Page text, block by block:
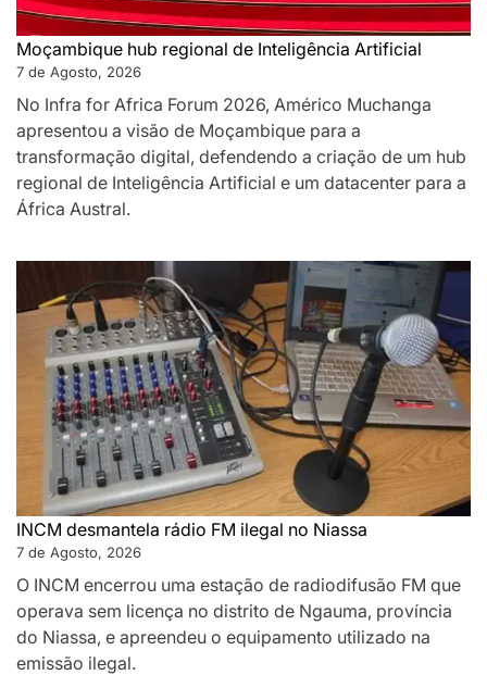
Moçambique hub regional de Inteligência Artificial
7 de Agosto, 2026
No Infra for Africa Forum 2026, Américo Muchanga
apresentou a visão de Moçambique para a
transformação digital, defendendo a criação de um hub
regional de Inteligência Artificial e um datacenter para a
África Austral.
INCM desmantela rádio FM ilegal no Niassa
7 de Agosto, 2026
O INCM encerrou uma estação de radiodifusão FM que
operava sem licença no distrito de Ngauma, província
do Niassa, e apreendeu o equipamento utilizado na
emissão ilegal.